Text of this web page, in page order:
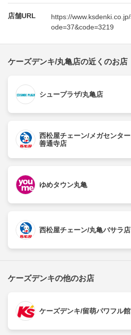
店舗URL
https://
ode=37&code=3219
ケーズデンキ/丸亀店の近くのお店
シュープラザ/丸亀店
西松屋チェーン/メガセンタ
善通寺店
ゆめタウン丸亀
西松屋チェーン/丸亀バサラ店
ケーズデンキの他のお店
ケーズデンキ/留萌パワフル館